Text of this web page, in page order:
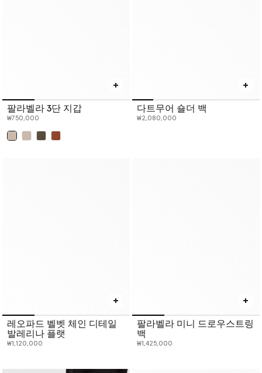
팔라벨라 3단 지갑
₩750,000
다트무어 숄더 백
₩2,080,000
레오파드 벨벳 체인 디테일
발레리나 플랫
₩1,120,000
팔라벨라 미니 드로우스트링
백
₩1,425,000